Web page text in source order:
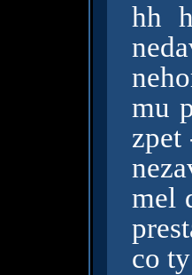
hh
mu
zpet
mel
co